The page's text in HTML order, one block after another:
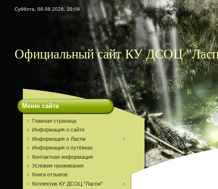
Суббота, 08.08.2026, 20:09
Официальный сайт КУ ДСОЦ
Меню сайта
Главная страница
Информация о сайте
Информация о Ласпи
Информация о путёвках
Контактная информация
Условия проживания
Книга отзывов
Коллектив КУ ДСОЦ "Ласпи"